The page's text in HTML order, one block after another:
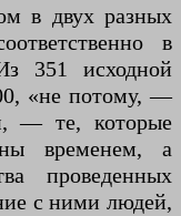
в двух разных
в
351 исходной
«не потому, —
— те, которые
временем, а
проведенных
с ними людей,